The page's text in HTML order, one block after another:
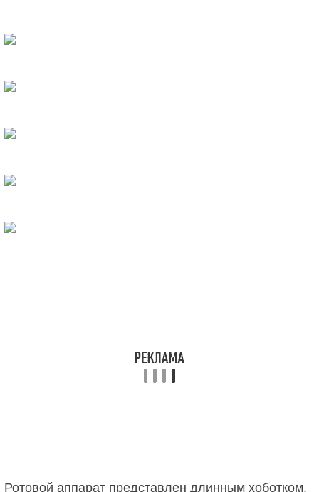
Ротовой аппарат представлен длинным хоботком.